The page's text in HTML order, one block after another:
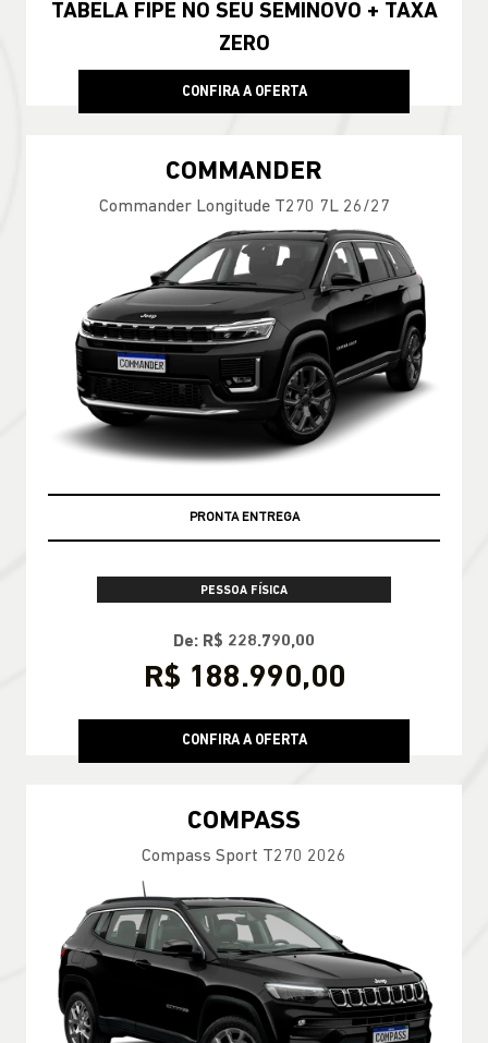
TABELA FIPE NO SEU SEMINOVO + TAXA
ZERO
CONFIRA A OFERTA
COMMANDER
Commander Longitude T270 7L 26/27
PRONTA ENTREGA
PESSOA FÍSICA
De: R$ 228.790,00
R$ 188.990,00
CONFIRA A OFERTA
COMPASS
Compass Sport T270 2026